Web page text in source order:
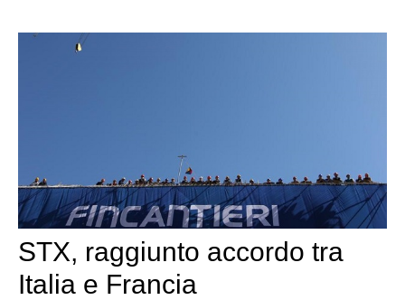
STX, raggiunto accordo tra
Italia e Francia